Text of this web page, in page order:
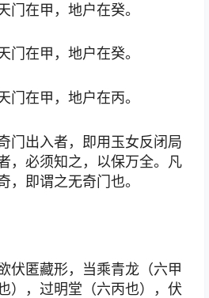
门在甲，地户在癸。
门在甲，地户在癸。
门在甲，地户在丙。
门出入者，即用玉女反闭局
，必须知之，以保万全。凡
，即谓之无奇门也。
伏匿藏形，当乘青龙（六甲
），过明堂（六丙也），伏